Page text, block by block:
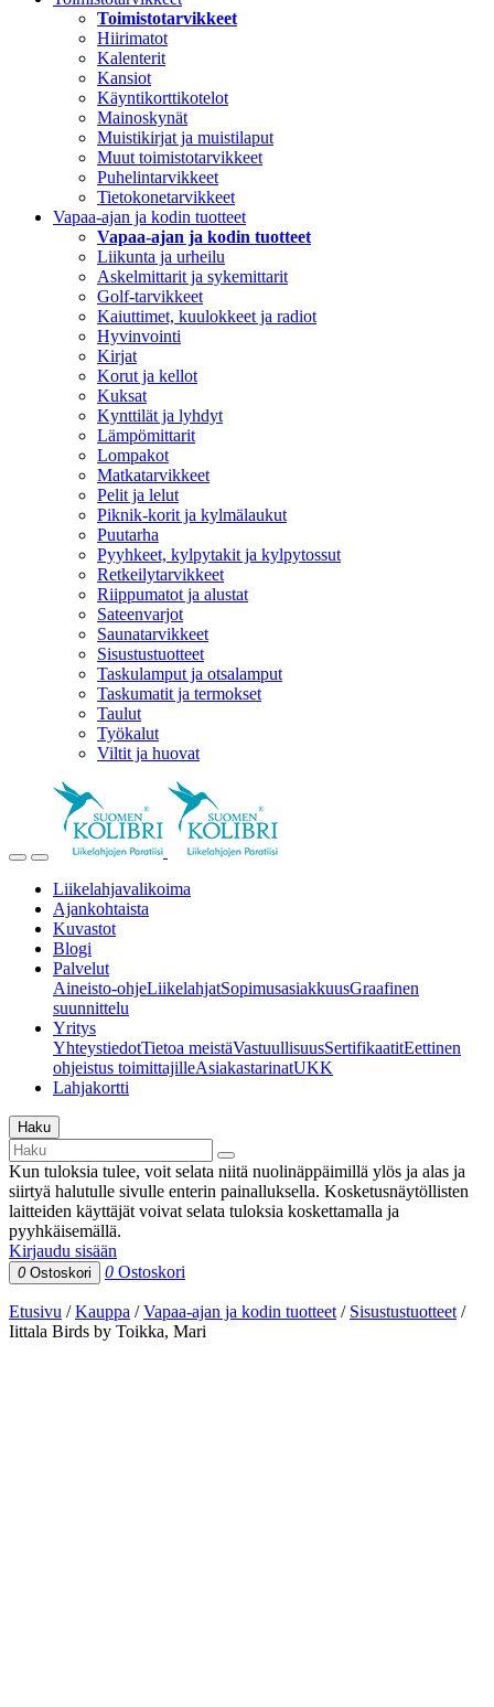
Toimistotarvikkeet
Hiirimatot
Kalenterit
Kansiot
Käyntikorttikotelot
Mainoskynät
Muistikirjat ja muistilaput
Muut toimistotarvikkeet
Puhelintarvikkeet
Tietokonetarvikkeet
Vapaa-ajan ja kodin tuotteet
Vapaa-ajan ja kodin tuotteet
Liikunta ja urheilu
Askelmittarit ja sykemittarit
Golf-tarvikkeet
Kaiuttimet, kuulokkeet ja radiot
Hyvinvointi
Kirjat
Korut ja kellot
Kuksat
Kynttilät ja lyhdyt
Lämpömittarit
Lompakot
Matkatarvikkeet
Pelit ja lelut
Piknik-korit ja kylmälaukut
Puutarha
Pyyhkeet, kylpytakit ja kylpytossut
Retkeilytarvikkeet
Riippumatot ja alustat
Sateenvarjot
Saunatarvikkeet
Sisustustuotteet
Taskulamput ja otsalamput
Taskumatit ja termokset
Taulut
Työkalut
Viltit ja huovat
Liikelahjavalikoima
Ajankohtaista
Kuvastot
Blogi
Palvelut
Aineisto-ohjeLiikelahjatSopimusasiakkuusGraafinen
suunnittelu
Yritys
YhteystiedotTietoa meistäVastuullisuusSertifikaatitEettinen
ohjeistus toimittajilleAsiakastarinatUKK
Lahjakortti
Haku
Kun tuloksia tulee, voit selata niitä nuolinäppäimillä ylös ja alas ja
siirtyä halutulle sivulle enterin painalluksella. Kosketusnäytöllisten
laitteiden käyttäjät voivat selata tuloksia koskettamalla ja
pyyhkäisemällä.
Kirjaudu sisään
0 Ostoskori 0 Ostoskori
Etusivu /Kauppa /Vapaa-ajan ja kodin tuotteet / Sisustustuotteet /
Iittala Birds by Toikka, Mari